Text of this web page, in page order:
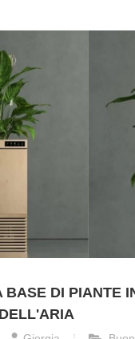
BASE DI PIANTE